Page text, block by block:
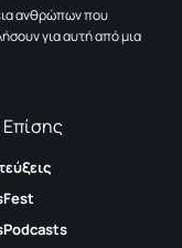
ανθρώπων που
για αυτή από μια
Επίσης